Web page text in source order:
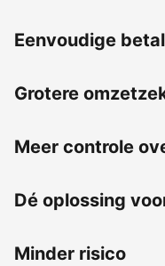
Eenvoudige
Grotere
Meer controle
Dé oplossing
Minder risico